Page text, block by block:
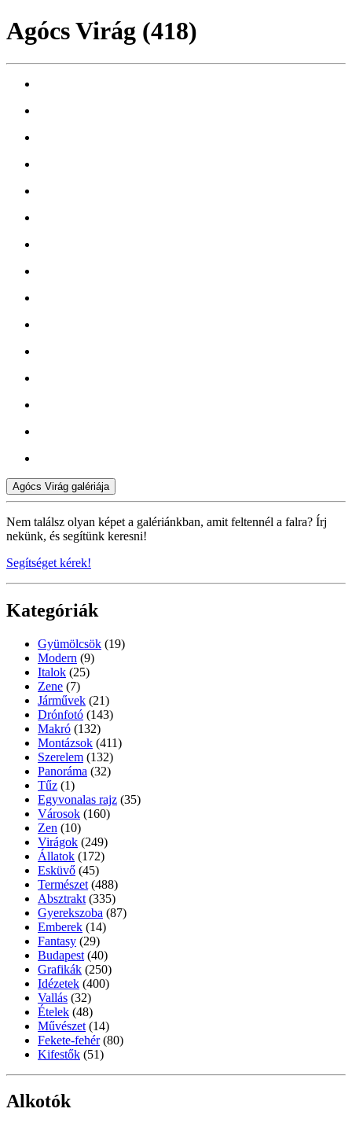
Agócs Virág (418)
Agócs Virág galériája
Nem találsz olyan képet a galériánkban, amit feltennél a falra? Írj
nekünk, és segítünk keresni!
Segítséget kérek!
Kategóriák
Gyümölcsök (19)
Modern (9)
Italok (25)
Zene (7)
Járművek (21)
Drónfotó (143)
Makró (132)
Montázsok (411)
Szerelem (132)
Panoráma (32)
Tűz (1)
Egyvonalas rajz (35)
Városok (160)
Zen (10)
Virágok (249)
Állatok (172)
Esküvő (45)
Természet (488)
Absztrakt (335)
Gyerekszoba (87)
Emberek (14)
Fantasy (29)
Budapest (40)
Grafikák (250)
Idézetek (400)
Vallás (32)
Ételek (48)
Művészet (14)
Fekete-fehér (80)
Kifestők (51)
Alkotók